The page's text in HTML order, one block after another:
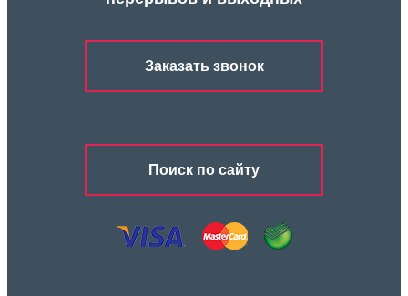
Заказать звонок
Поиск по сайту